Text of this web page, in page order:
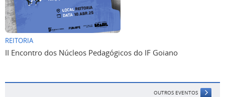
REITORIA
II Encontro dos Núcleos Pedagógicos do IF Goiano
OUTROS EVENTOS